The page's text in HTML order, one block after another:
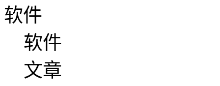
软件
软件
文章